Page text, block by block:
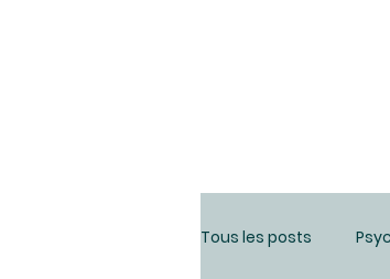
Tous les posts